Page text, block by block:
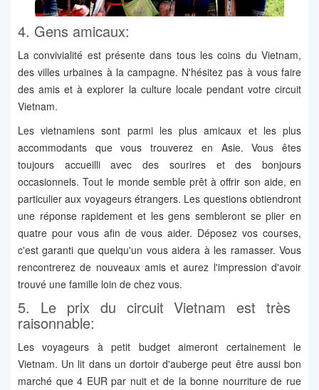
4. Gens amicaux:
La convivialité est présente dans tous les coins du Vietnam,
des villes urbaines à la campagne. N'hésitez pas à vous faire
des amis et à explorer la culture locale pendant votre circuit
Vietnam.
Les vietnamiens sont parmi les plus amicaux et les plus
accommodants que vous trouverez en Asie. Vous êtes
toujours accueilli avec des sourires et des bonjours
occasionnels. Tout le monde semble prêt à offrir son aide, en
particulier aux voyageurs étrangers. Les questions obtiendront
une réponse rapidement et les gens sembleront se plier en
quatre pour vous afin de vous aider. Déposez vos courses,
c'est garanti que quelqu'un vous aidera à les ramasser. Vous
rencontrerez de nouveaux amis et aurez l'impression d'avoir
trouvé une famille loin de chez vous.
5. Le prix du circuit Vietnam est très ​​
raisonnable:
Les voyageurs à petit budget aimeront certainement le
Vietnam. Un lit dans un dortoir d'auberge peut être aussi bon
marché que 4 EUR par nuit et de la bonne nourriture de rue